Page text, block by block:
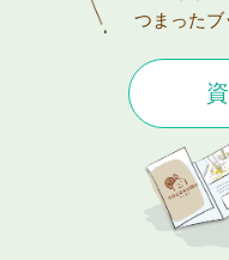
つまったブ